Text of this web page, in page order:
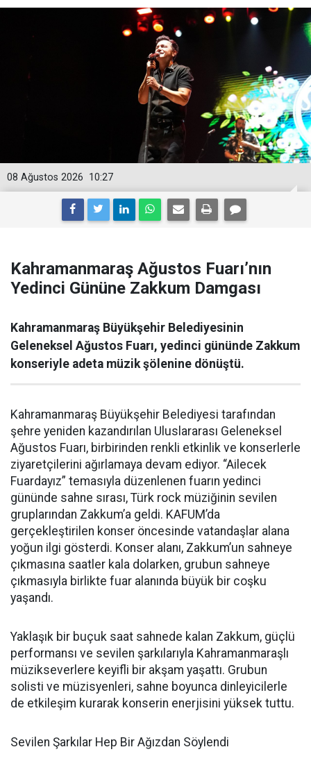
10:27
08 Ağustos 2026
Kahramanmaraş Ağustos Fuarı’nın
Yedinci Gününe Zakkum Damgası
Kahramanmaraş Büyükşehir Belediyesinin
Geleneksel Ağustos Fuarı, yedinci gününde Zakkum
konseriyle adeta müzik şölenine dönüştü.
Kahramanmaraş Büyükşehir Belediyesi tarafından
şehre yeniden kazandırılan Uluslararası Geleneksel
Ağustos Fuarı, birbirinden renkli etkinlik ve konserlerle
ziyaretçilerini ağırlamaya devam ediyor. “Ailecek
Fuardayız” temasıyla düzenlenen fuarın yedinci
gününde sahne sırası, Türk rock müziğinin sevilen
gruplarından Zakkum’a geldi. KAFUM’da
gerçekleştirilen konser öncesinde vatandaşlar alana
yoğun ilgi gösterdi. Konser alanı, Zakkum’un sahneye
çıkmasına saatler kala dolarken, grubun sahneye
çıkmasıyla birlikte fuar alanında büyük bir coşku
yaşandı.
Yaklaşık bir buçuk saat sahnede kalan Zakkum, güçlü
performansı ve sevilen şarkılarıyla Kahramanmaraşlı
müzikseverlere keyifli bir akşam yaşattı. Grubun
solisti ve müzisyenleri, sahne boyunca dinleyicilerle
de etkileşim kurarak konserin enerjisini yüksek tuttu.
Sevilen Şarkılar Hep Bir Ağızdan Söylendi